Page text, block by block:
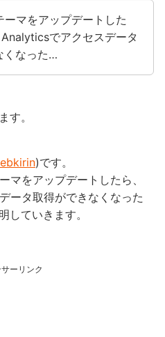
マをアップデートした
でアクセスデータ
くなった…
す。
)です。
マをアップデートしたら、
ータ取得ができなくなった
していきます。
ーリンク